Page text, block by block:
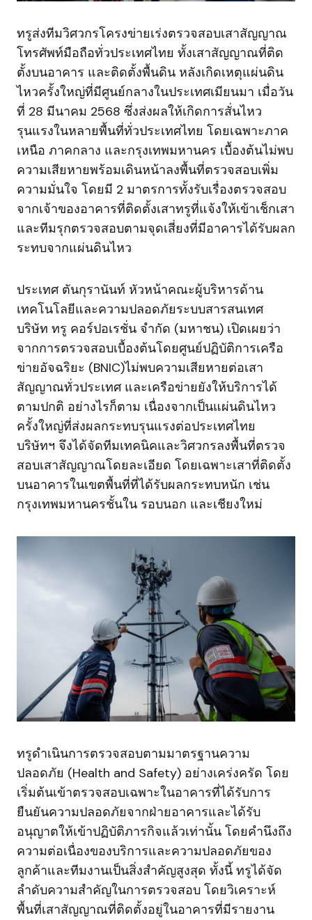
ทรูส่งทีมวิศวกรโครงข่ายเร่งตรวจสอบเสาสัญญาณ
โทรศัพท์มือถือทั่วประเทศไทย ทั้งเสาสัญญาณที่ติด
ตั้งบนอาคาร และติดตั้งพื้นดิน หลังเกิดเหตุแผ่นดิน
ไหวครั้งใหญ่ที่มีศูนย์กลางในประเทศเมียนมา เมื่อวัน
ที่ 28 มีนาคม 2568 ซึ่งส่งผลให้เกิดการสั่นไหว
รุนแรงในหลายพื้นที่ทั่วประเทศไทย โดยเฉพาะภาค
เหนือ ภาคกลาง และกรุงเทพมหานคร เบื้องต้นไม่พบ
ความเสียหายพร้อมเดินหน้าลงพื้นที่ตรวจสอบเพิ่ม
ความมั่นใจ โดยมี 2 มาตรการทั้งรับเรื่องตรวจสอบ
จากเจ้าของอาคารที่ติดตั้งเสาทรูที่แจ้งให้เข้าเช็กเสา
และทีมรุกตรวจสอบตามจุดเสี่ยงที่มีอาคารได้รับผลก
ระทบจากแผ่นดินไหว
ประเทศ ตันกุรานันท์ หัวหน้าคณะผู้บริหารด้าน
เทคโนโลยีและความปลอดภัยระบบสารสนเทศ
บริษัท ทรู คอร์ปอเรชั่น จำกัด (มหาชน) เปิดเผยว่า
จากการตรวจสอบเบื้องต้นโดยศูนย์ปฏิบัติการเครือ
ข่ายอัจฉริยะ (BNIC)ไม่พบความเสียหายต่อเสา
สัญญาณทั่วประเทศ และเครือข่ายยังให้บริการได้
ตามปกติ อย่างไรก็ตาม เนื่องจากเป็นแผ่นดินไหว
ครั้งใหญ่ที่ส่งผลกระทบรุนแรงต่อประเทศไทย
บริษัทฯ จึงได้จัดทีมเทคนิคและวิศวกรลงพื้นที่ตรวจ
สอบเสาสัญญาณโดยละเอียด โดยเฉพาะเสาที่ติดตั้ง
บนอาคารในเขตพื้นที่ที่ได้รับผลกระทบหนัก เช่น
กรุงเทพมหานครชั้นใน รอบนอก และเชียงใหม่
ทรูดำเนินการตรวจสอบตามมาตรฐานความ
ปลอดภัย (Health and Safety) อย่างเคร่งครัด โดย
เริ่มต้นเข้าตรวจสอบเฉพาะในอาคารที่ได้รับการ
ยืนยันความปลอดภัยจากฝ่ายอาคารและได้รับ
อนุญาตให้เข้าปฏิบัติภารกิจแล้วเท่านั้น โดยคำนึงถึง
ความต่อเนื่องของบริการและความปลอดภัยของ
ลูกค้าและทีมงานเป็นสิ่งสำคัญสูงสุด ทั้งนี้ ทรูได้จัด
ลำดับความสำคัญในการตรวจสอบ โดยวิเคราะห์
พื้นที่เสาสัญญาณที่ติดตั้งอยู่ในอาคารที่มีรายงาน